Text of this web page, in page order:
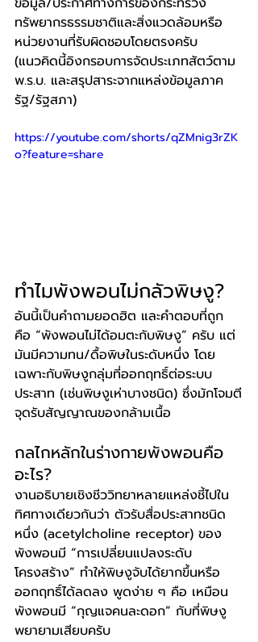
ทรัพยากรธรรมชาติและสิ่งแวดล้อมหรือ
หน่วยงานที่รับผิดชอบโดยตรงครับ
(แนวคิดนี้อิงกรอบการจัดประเภทสัตว์ตาม
พ.ร.บ. และสรุปสาระจากแหล่งข้อมูลภาค
รัฐ/รัฐสภา)
https://youtube.com/shorts/qZMnig3rZK
o?feature=share
ทำไมพังพอนไม่กลัวพิษงู?
อันนี้เป็นคำถามยอดฮิต และคำตอบที่ถูก
คือ “พังพอนไม่ได้อมตะกับพิษงู” ครับ แต่
มันมีความทน/ดื้อพิษในระดับหนึ่ง โดย
เฉพาะกับพิษงูกลุ่มที่ออกฤทธิ์ต่อระบบ
ประสาท (เช่นพิษงูเห่าบางชนิด) ซึ่งมักโจมตี
จุดรับสัญญาณของกล้ามเนื้อ
กลไกหลักในร่างกายพังพอนคือ
อะไร?
งานอธิบายเชิงชีววิทยาหลายแหล่งชี้ไปใน
ทิศทางเดียวกันว่า ตัวรับสื่อประสาทชนิด
หนึ่ง (acetylcholine receptor) ของ
พังพอนมี “การเปลี่ยนแปลงระดับ
โครงสร้าง” ทำให้พิษงูจับได้ยากขึ้นหรือ
ออกฤทธิ์ได้ลดลง พูดง่าย ๆ คือ เหมือน
พังพอนมี “กุญแจคนละดอก” กับที่พิษงู
พยายามเสียบครับ